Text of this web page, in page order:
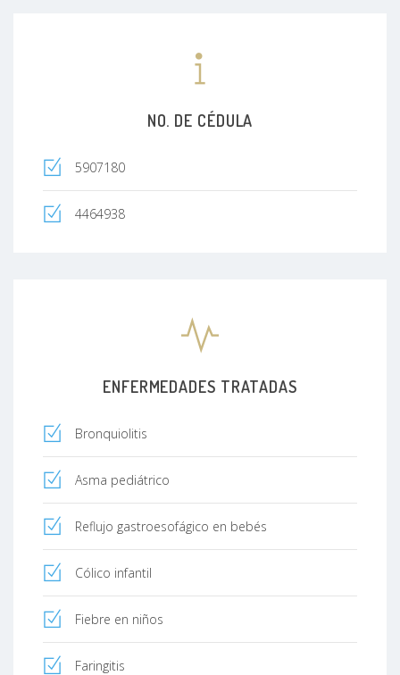
NO. DE CÉDULA
5907180
4464938
ENFERMEDADES TRATADAS
Bronquiolitis
Asma pediátrico
Reflujo gastroesofágico en bebés
Cólico infantil
Fiebre en niños
Faringitis